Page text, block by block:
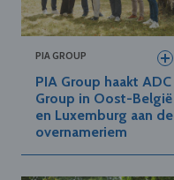
PIA GROUP
PIA Group haakt ADC
Group in Oost-België
en Luxemburg aan de
overnameriem